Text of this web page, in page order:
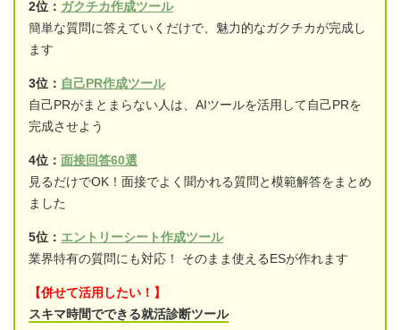
2位： ガクチカ作成ツール
簡単な質問に答えていくだけで、魅力的なガクチカが完成し
ます
3位： 自己PR作成ツール
自己PRがまとまらない人は、AIツールを活用して自己PRを
完成させよう
4位： 面接回答60選
見るだけでOK！面接でよく聞かれる質問と模範解答をまとめ
ました
5位： エントリーシート作成ツール
業界特有の質問にも対応！ そのまま使えるESが作れます
【併せて活用したい！】
スキマ時間でできる就活診断ツール